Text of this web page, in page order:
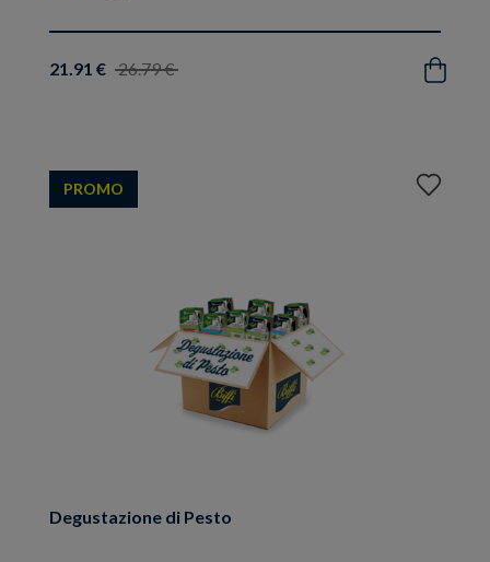
21.91 € 26.79 € Acquista
Degustazione di Pesto
PROMO
Aggiungi